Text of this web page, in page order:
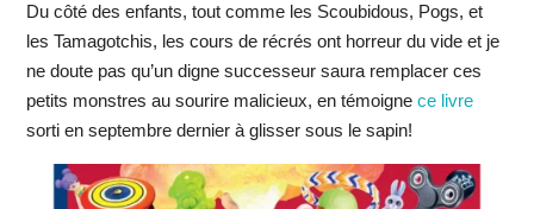
Du côté des enfants, tout comme les Scoubidous, Pogs, et
les Tamagotchis, les cours de récrés ont horreur du vide et je
ne doute pas qu’un digne successeur saura remplacer ces
petits monstres au sourire malicieux, en témoigne ce livre
sorti en septembre dernier à glisser sous le sapin!